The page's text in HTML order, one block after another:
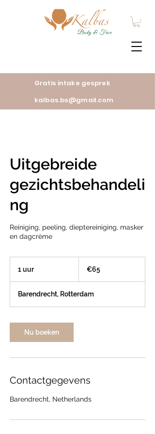
Gratis intake gesprek
kalbas.bs@gmail.com
Uitgebreide
gezichtsbehandeli
ng
Reiniging, peeling, dieptereiniging, masker
en dagcrème
1 uur €65
Barendrecht, Rotterdam
Nu boeken
Contactgegevens
Barendrecht, Netherlands